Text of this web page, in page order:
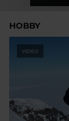
HOBBY
VIDEO